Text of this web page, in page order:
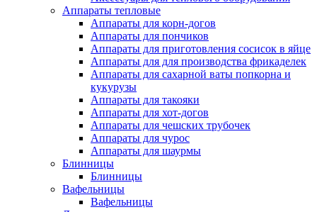
Аппараты тепловые
Аппараты для корн-догов
Аппараты для пончиков
Аппараты для приготовления сосисок в яйце
Аппараты для для производства фрикаделек
Аппараты для сахарной ваты попкорна и
кукурузы
Аппараты для такояки
Аппараты для хот-догов
Аппараты для чешских трубочек
Аппараты для чурос
Аппараты для шаурмы
Блинницы
Блинницы
Вафельницы
Вафельницы